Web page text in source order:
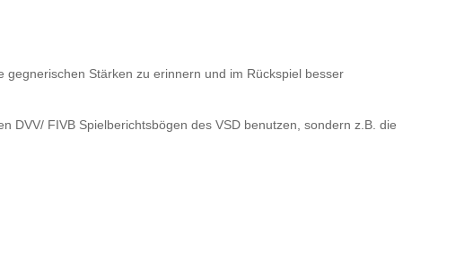
Stärken zu erinnern und im Rückspiel besser
DVV/ FIVB Spielberichtsbögen des VSD benutzen, sondern z.B. die